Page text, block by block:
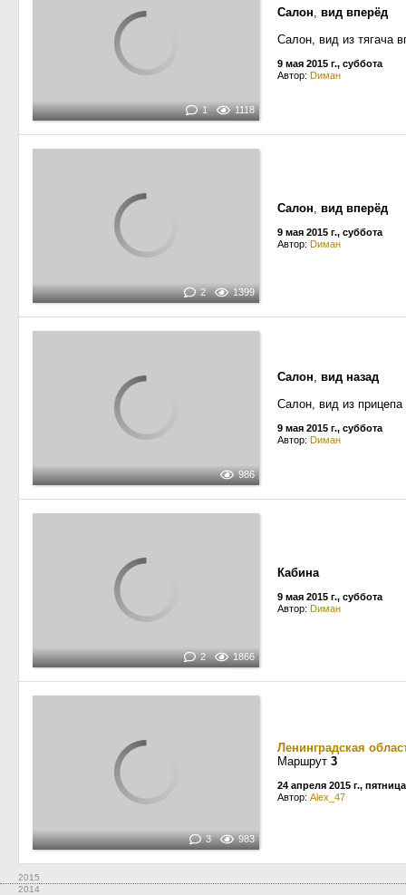
1 1118
Салон, вид вперёд
Салон, вид из тягача
9 мая 2015 г., суббота
Автор: Dиман
2 1399
Салон, вид вперёд
9 мая 2015 г., суббота
Автор: Dиман
986
Салон, вид назад
Салон, вид из прицепа
9 мая 2015 г., суббота
Автор: Dиман
2 1866
Кабина
9 мая 2015 г., суббота
Автор: Dиман
3 983
Ленинградская
Маршрут 3
24 апреля 2015 г., пятница
Автор: Alex_47
2015
2014